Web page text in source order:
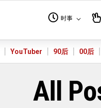
时事
YouTuber 90后 00后
All